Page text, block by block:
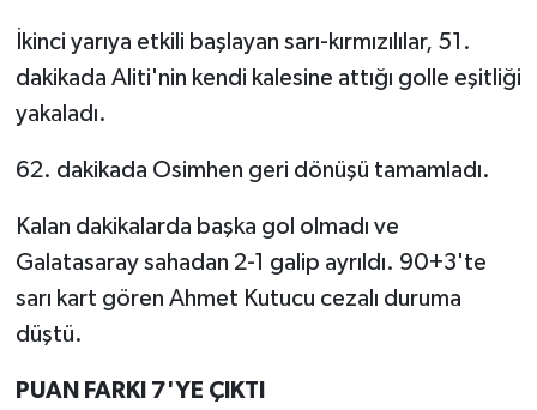
İkinci yarıya etkili başlayan sarı-kırmızılılar, 51.
dakikada Aliti'nin kendi kalesine attığı golle eşitliği
yakaladı.
62. dakikada Osimhen geri dönüşü tamamladı.
Kalan dakikalarda başka gol olmadı ve
Galatasaray sahadan 2-1 galip ayrıldı. 90+3'te
sarı kart gören Ahmet Kutucu cezalı duruma
düştü.
PUAN FARKI 7'YE ÇIKTI